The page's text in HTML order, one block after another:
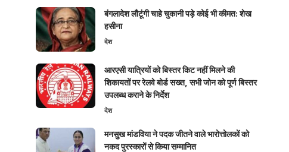
बंगलादेश लौटूंगी चाहे चुकानी पड़े कोई भी कीमत: शेख
हसीना
देश
आरएसी यात्रियों को बिस्तर किट नहीं मिलने की
शिकायतों पर रेलवे बोर्ड सख्त, सभी जोन को पूर्ण बिस्तर
उपलब्ध कराने के निर्देश
देश
मनसुख मांडविया ने पदक जीतने वाले भारोत्तोलकों को
नकद पुरस्कारों से किया सम्मानित